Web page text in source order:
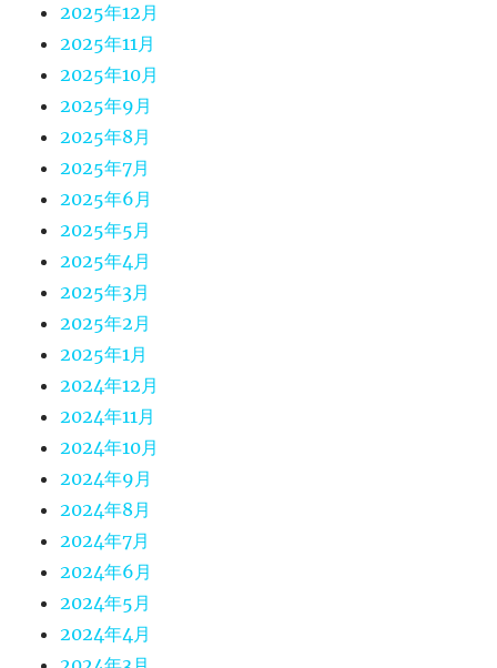
2025年12月
2025年11月
2025年10月
2025年9月
2025年8月
2025年7月
2025年6月
2025年5月
2025年4月
2025年3月
2025年2月
2025年1月
2024年12月
2024年11月
2024年10月
2024年9月
2024年8月
2024年7月
2024年6月
2024年5月
2024年4月